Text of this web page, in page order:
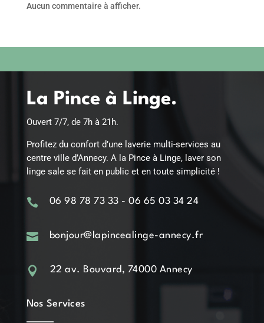
Aucun commentaire à afficher.
La Pince à Linge.
Ouvert 7/7, de 7h à 21h.
Profitez du confort d’une laverie multi-services au
centre ville d’Annecy. A la Pince à Linge, laver son
linge sale se fait en public et en toute simplicité !
 06 98 78 73 33 - 06 65 03 34 24
 bonjour@lapincealinge-annecy.fr
 22 av. Bouvard, 74000 Annecy
Nos Services